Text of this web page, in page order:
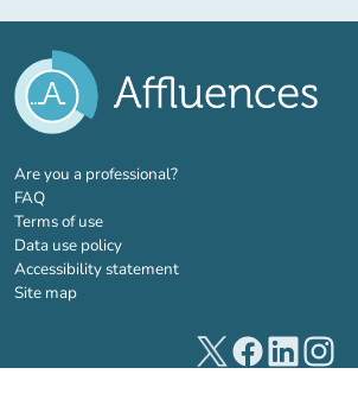
Are you a professional?(new tab)
FAQ
Terms of use
Data use policy
Accessibility statement
Site map
(new tab)(new tab)(new tab)